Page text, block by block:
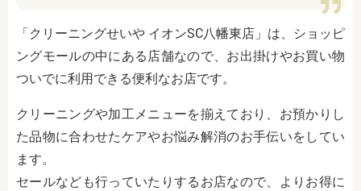
「クリーニングせいや イオンSC八幡東店」は、ショッピ
ングモールの中にある店舗なので、お出掛けやお買い物
ついでに利用できる便利なお店です。
クリーニングや加工メニューを揃えており、お預かりし
た品物に合わせたケアやお悩み解消のお手伝いをしてい
ます。
セールなども行っていたりするお店なので、よりお得に